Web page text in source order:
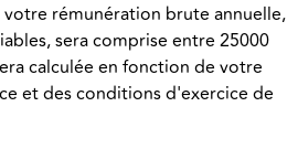
rémunération brute annuelle,
sera comprise entre 25000
calculée en fonction de votre
et des conditions d'exercice de